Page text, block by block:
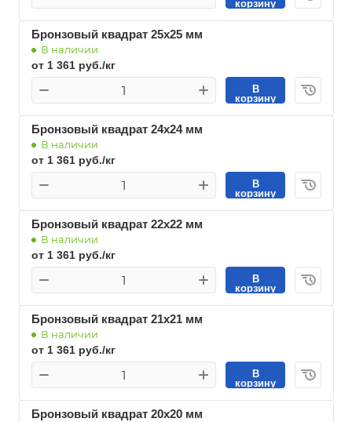
корзину
Бронзовый квадрат 25х25 мм
В наличии
от 1 361 руб./кг
В
корзину
Бронзовый квадрат 24х24 мм
В наличии
от 1 361 руб./кг
В
корзину
Бронзовый квадрат 22х22 мм
В наличии
от 1 361 руб./кг
В
корзину
Бронзовый квадрат 21х21 мм
В наличии
от 1 361 руб./кг
В
корзину
Бронзовый квадрат 20х20 мм